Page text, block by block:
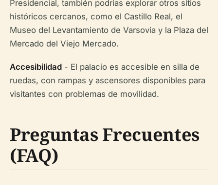
Presidencial, también podrías explorar otros sitios
históricos cercanos, como el Castillo Real, el
Museo del Levantamiento de Varsovia y la Plaza del
Mercado del Viejo Mercado.
Accesibilidad - El palacio es accesible en silla de
ruedas, con rampas y ascensores disponibles para
visitantes con problemas de movilidad.
Preguntas Frecuentes
(FAQ)